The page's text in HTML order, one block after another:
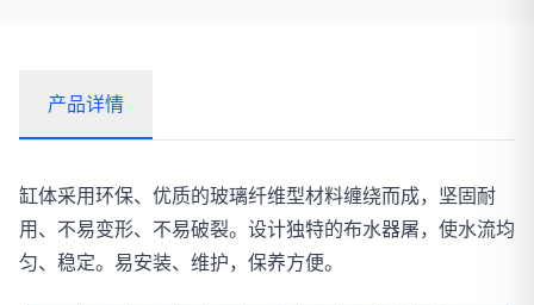
产品详情
缸体采用环保、优质的玻璃纤维型材料缠绕而成，坚固耐
用、不易变形、不易破裂。设计独特的布水器屠，使水流均
匀、稳定。易安装、维护，保养方便。